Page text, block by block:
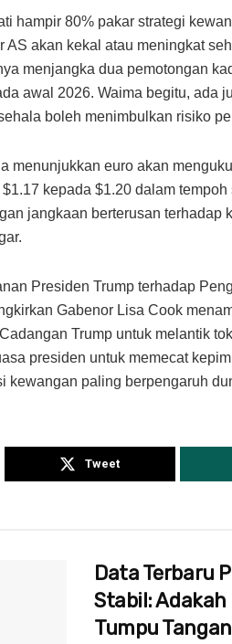
hampir 80% pakar strategi
AS akan kekal atau meningkat
menjangka dua pemotongan
awal 2026. Waima begitu, ada
boleh menimbulkan risiko
menunjukkan euro akan
kepada $1.20 dalam
jangkaan berterusan terhadap
Presiden Trump terhadap
Gabenor Lisa Cook
Trump untuk melantik
presiden untuk memecat
kewangan paling berpengaruh
Tweet
Data Terbaru
Stabil: Adakah
Tumpu